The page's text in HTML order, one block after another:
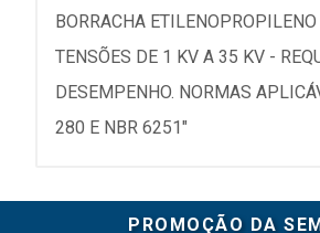
BORRACHA
TENSÕES DE 1 KV A 35 KV -
DESEMPENHO. NORMAS
280 E NBR 6251"
PROMOÇÃO DA